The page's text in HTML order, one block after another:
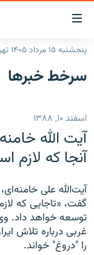
لینک‌های
قابلیت
دسترسی
بازگشت
اصلی
رفتن
به
صفحه
ایران
رادیو
انتخاب کنید و بشنوید
فرکانس‌ها
پادکست
گزارش‌های تصویری
گزارش‌های ویدئویی
زنان فردا
English
پنجشنبه ۱۵ مرداد ۱۴۰۵ تهران ۱۲:۲۳
سرخط‌ خبرها
اسفند ۱۰, ۱۳۸۸
آیت الله
آنجا که
آیت‌الله علی
گفت، «تاجایی که
توسعه خواهد داد.
غربی درباره تلاش
را "دروغ" خواند.